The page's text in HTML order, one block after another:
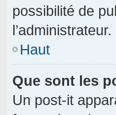
possibilité de
l’administrateur.
Haut
Que sont les
Un post-it